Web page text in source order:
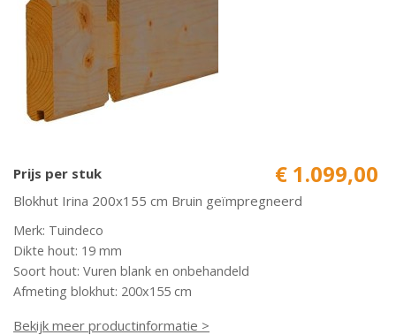
Prijs per stuk € 1.099,00
Blokhut Irina 200x155 cm Bruin geïmpregneerd
Merk: Tuindeco
Dikte hout: 19 mm
Soort hout: Vuren blank en onbehandeld
Afmeting blokhut: 200x155 cm
Bekijk meer productinformatie >